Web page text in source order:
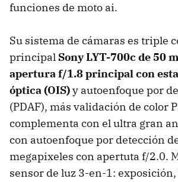
funciones de moto ai.
Su sistema de cámaras es triple
principal Sony LYT-700c de 50
apertura f/1.8 principal con
óptica (OIS)y autoenfoque por
(PDAF), más validación de color
complementa con el ultra gran
con autoenfoque por detección
megapixeles con apertuta f/2.0.
sensor de luz 3-en-1: